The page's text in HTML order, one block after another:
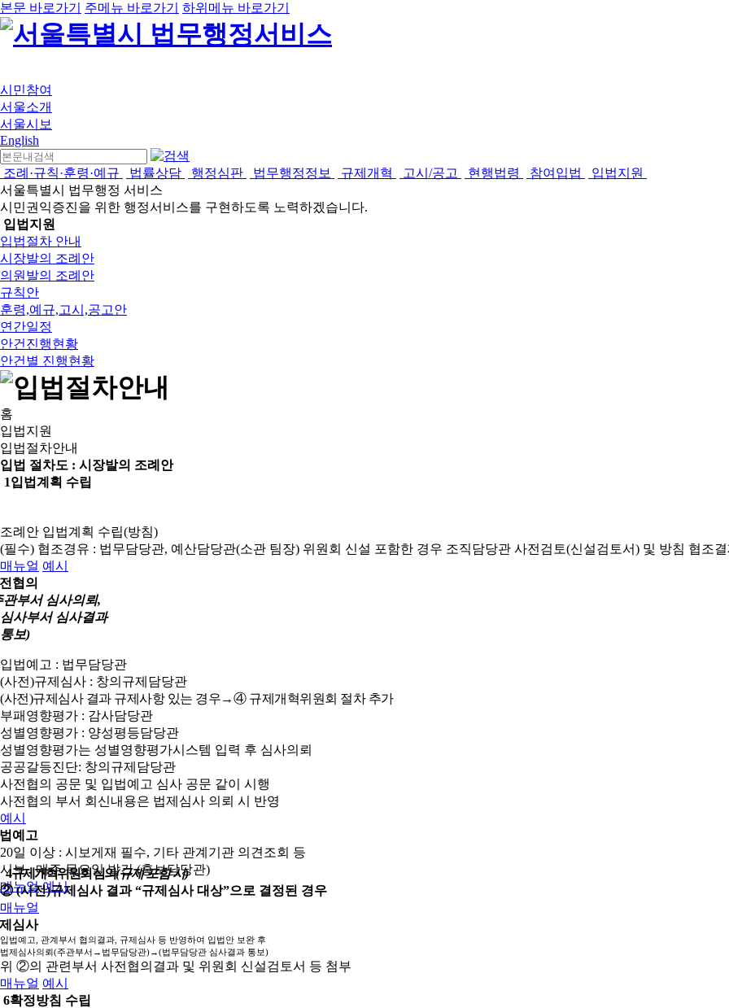
본문 바로가기 주메뉴 바로가기 하위메뉴 바로가기
시민참여
서울소개
서울시보
English
조례·규칙·훈령·예규 법률상담 행정심판 법무행정정보 규제개혁 고시/공고 현행법령 참여입법
입법지원
서울특별시 법무행정 서비스
시민권익증진을 위한 행정서비스를 구현하도록 노력하겠습니다.
입법지원
입법절차 안내
시장발의 조례안
의원발의 조례안
규칙안
훈령,예규,고시,공고안
연간일정
안건진행현황
안건별 진행현황
홈
입법지원
입법절차안내
입법 절차도 : 시장발의 조례안
1입법계획 수립
조례안 입법계획 수립(방침)
(필수) 협조경유 : 법무담당관, 예산담당관(소관 팀장) 위원회 신설 포함한 경우 조직담당관 사전검토(신설검토서) 및 방침 협조
매뉴얼 예시
협의
관부서 심사의뢰,
심사부서 심사결과
통보)
입법예고 : 법무담당관
(사전)규제심사 : 창의규제담당관
(사전)규제심사 결과 규제사항 있는 경우→④ 규제개혁위원회 절차 추가
부패영향평가 : 감사담당관
성별영향평가 : 양성평등담당관
성별영향평가는 성별영향평가시스템 입력 후 심사의뢰
공공갈등진단: 창의규제담당관
사전협의 공문 및 입법예고 심사 공문 같이 시행
사전협의 부서 회신내용은 법제심사 의뢰 시 반영
예시
예고
20일 이상 : 시보게재 필수, 기타 관계기관 의견조회 등
시보 : 매주 목요일 발간 (홍보담당관)
매뉴얼 예시
4규제개혁위원회 심의(규제 포함 시)
② (사전)규제심사 결과 “규제심사 대상”으로 결정된 경우
매뉴얼
심사
입법예고, 관계부서 협의결과, 규제심사 등 반영하여 입법안 보완 후
법제심사의뢰(주관부서→법무담당관)→(법무담당관 심사결과 통보)
위 ②의 관련부서 사전협의결과 및 위원회 신설검토서 등 첨부
매뉴얼 예시
6확정방침 수립